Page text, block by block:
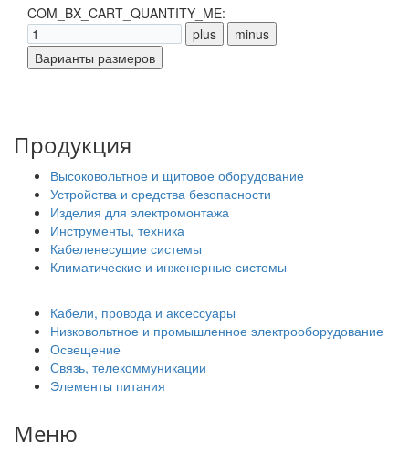
COM_BX_CART_QUANTITY_ME:
Продукция
Высоковольтное и щитовое оборудование
Устройства и средства безопасности
Изделия для электромонтажа
Инструменты, техника
Кабеленесущие системы
Климатические и инженерные системы
Кабели, провода и аксессуары
Низковольтное и промышленное электрооборудование
Освещение
Связь, телекоммуникации
Элементы питания
Меню